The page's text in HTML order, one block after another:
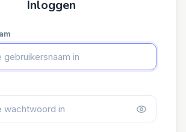
Inloggen